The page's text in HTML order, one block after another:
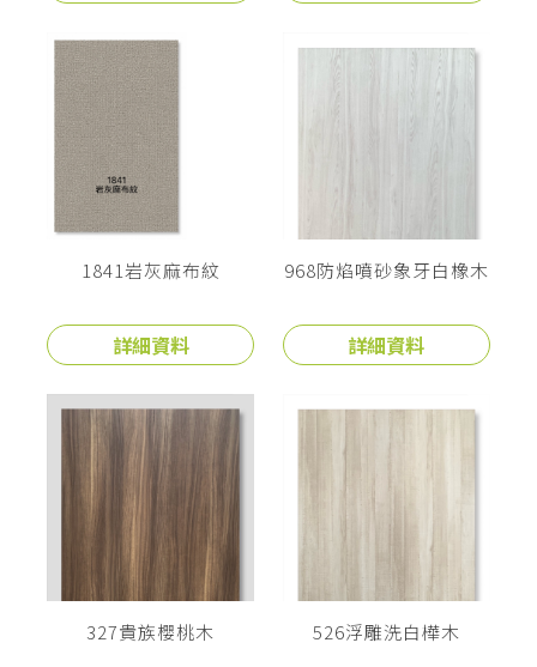
1841岩灰麻布紋
詳細資料
968防焰噴砂象牙白橡木
詳細資料
327貴族櫻桃木 526浮雕洗白樺木